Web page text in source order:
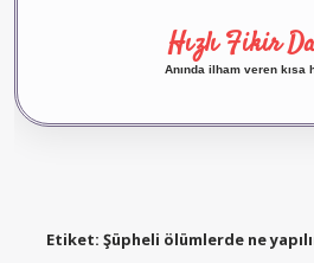
Hızlı Fikir
Anında ilham veren kısa
Etiket: Şüpheli ölümlerde ne